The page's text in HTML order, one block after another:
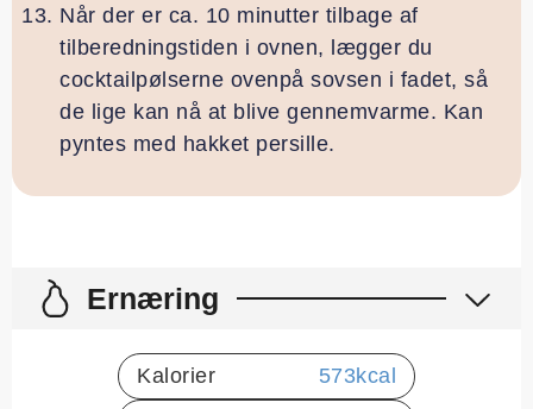
Når der er ca. 10 minutter tilbage af
tilberedningstiden i ovnen, lægger du
cocktailpølserne ovenpå sovsen i fadet, så
de lige kan nå at blive gennemvarme. Kan
pyntes med hakket persille.
Ernæring
Kalorier 573kcal